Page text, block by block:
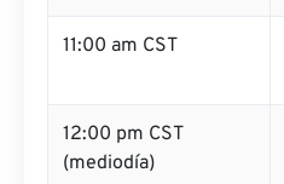
11:00 am CST
12:00 pm CST
(mediodía)